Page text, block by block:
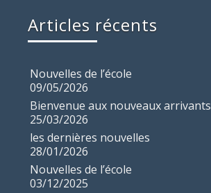
Articles récents
Nouvelles de l’école
09/05/2026
Bienvenue aux nouveaux arrivants
25/03/2026
les dernières nouvelles
28/01/2026
Nouvelles de l’école
03/12/2025